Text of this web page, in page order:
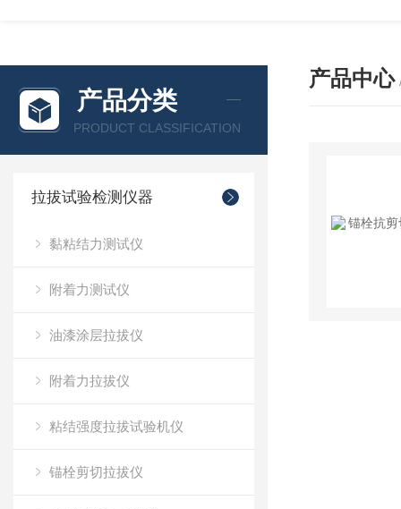
产品分类
PRODUCT CLASSIFICATION
拉拔试验检测仪器
黏粘结力测试仪
附着力测试仪
油漆涂层拉拔仪
附着力拉拔仪
粘结强度拉拔试验机仪
锚栓剪切拉拔仪
产品中心